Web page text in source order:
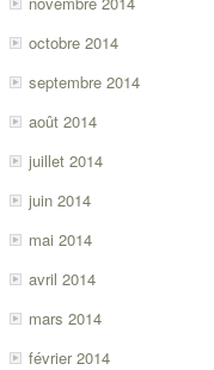
octobre 2014
septembre 2014
août 2014
juillet 2014
juin 2014
mai 2014
avril 2014
mars 2014
février 2014